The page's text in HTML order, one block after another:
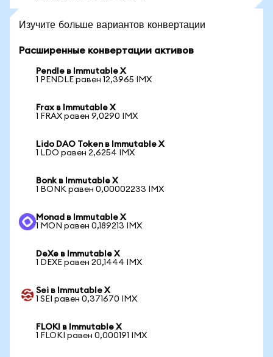
Изучите больше вариантов конвертации
Расширенные конвертации активов
Pendle в Immutable X
1 PENDLE равен 12,3965 IMX
Frax в Immutable X
1 FRAX равен 9,0290 IMX
Lido DAO Token в Immutable X
1 LDO равен 2,6254 IMX
Bonk в Immutable X
1 BONK равен 0,00002233 IMX
Monad в Immutable X
1 MON равен 0,189213 IMX
DeXe в Immutable X
1 DEXE равен 20,1444 IMX
Sei в Immutable X
1 SEI равен 0,371670 IMX
FLOKI в Immutable X
1 FLOKI равен 0,000191 IMX